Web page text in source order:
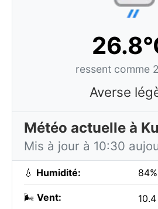
ressent comme
Averse
Météo actuelle à
Mis à jour à 10:30
💧 Humidité: 84%
🌬️ Vent: